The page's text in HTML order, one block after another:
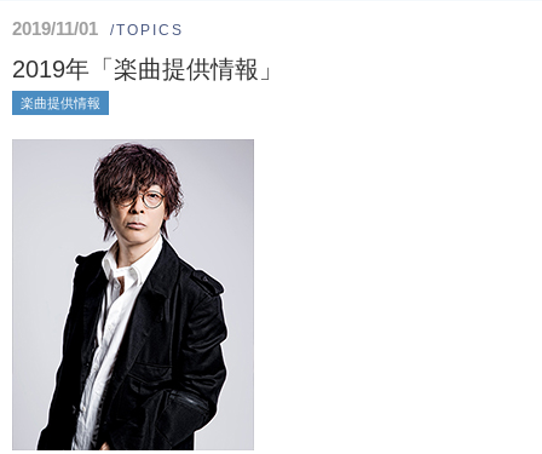
2019/11/01 /TOPICS
2019年「楽曲提供情報」
楽曲提供情報